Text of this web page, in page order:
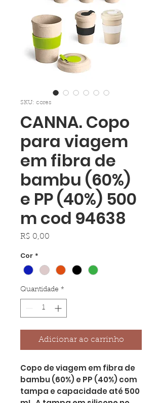
SKU: cores
CANNA. Copo
para viagem
em fibra de
bambu (60%)
e PP (40%) 500
m cod 94638
R$ 0,00
Cor *
Quantidade *
Adicionar ao carrinho
Copo de viagem em fibra de
bambu (60%) e PP (40%) com
tampa e capacidade até 500